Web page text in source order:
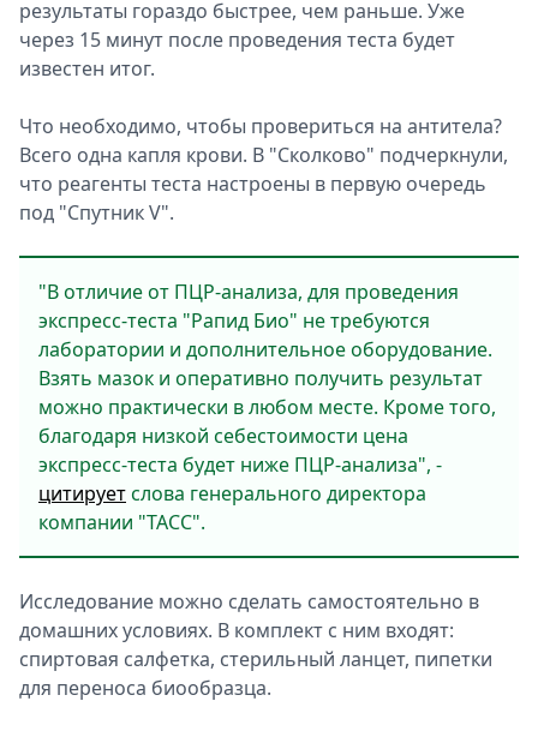
результаты гораздо быстрее, чем раньше. Уже
через 15 минут после проведения теста будет
известен итог.
Что необходимо, чтобы провериться на антитела?
Всего одна капля крови. В "Сколково" подчеркнули,
что реагенты теста настроены в первую очередь
под "Спутник V".
"В отличие от ПЦР-анализа, для проведения
экспресс-теста "Рапид Био" не требуются
лаборатории и дополнительное оборудование.
Взять мазок и оперативно получить результат
можно практически в любом месте. Кроме того,
благодаря низкой себестоимости цена
экспресс-теста будет ниже ПЦР-анализа", -
цитируетслова генерального директора
компании "ТАСС".
Исследование можно сделать самостоятельно в
домашних условиях. В комплект с ним входят:
спиртовая салфетка, стерильный ланцет, пипетки
для переноса биообразца.